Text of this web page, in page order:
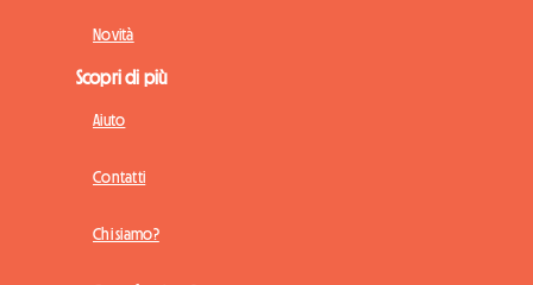
Novità
Scopri di più
Aiuto
Contatti
Chi siamo?